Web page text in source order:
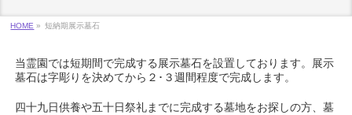
HOME » 短納期展示墓石
当霊園では短期間で完成する展示墓石を設置しております。展示
墓石は字彫りを決めてから２･３週間程度で完成します。
四十九日供養や五十日祭礼までに完成する墓地をお探しの方、墓